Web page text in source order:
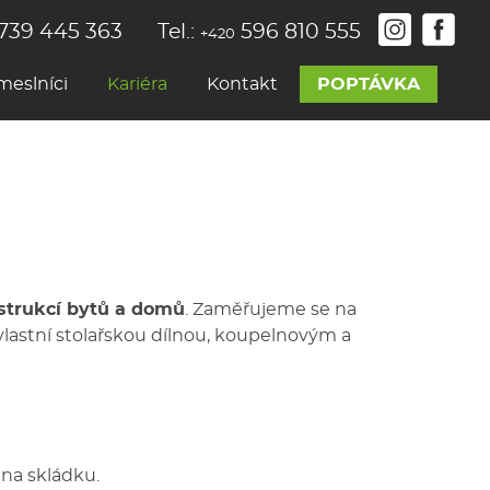
Tel.: +420 596 810 555
445 363
Kariéra Kontakt POPTÁVKA
bytů a domů . Zaměřujeme se na
stolařskou dílnou, koupelnovým a
skládku.